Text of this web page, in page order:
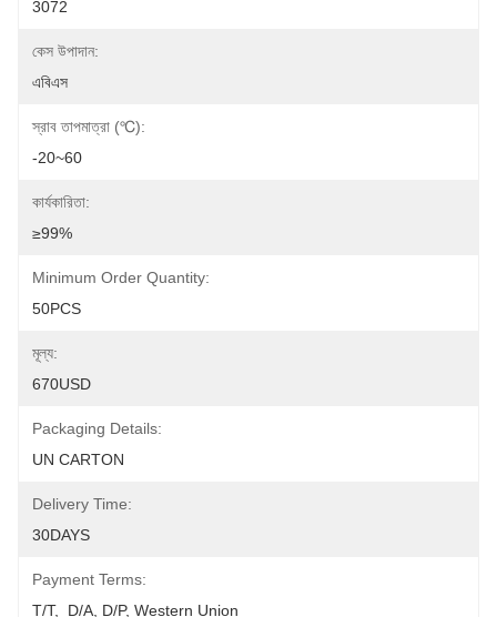
3072
কেস উপাদান:
এবিএস
স্রাব তাপমাত্রা (℃):
-20~60
কার্যকারিতা:
≥99%
Minimum Order Quantity:
50PCS
মূল্য:
670USD
Packaging Details:
UN CARTON
Delivery Time:
30DAYS
Payment Terms:
T/T,  D/A, D/P, Western Union